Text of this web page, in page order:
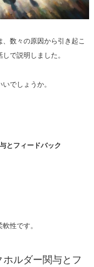
、数々の原因から引き起こ
で説明しました。
でしょうか。
とフィードバック
性です。
ルダー関与とフ